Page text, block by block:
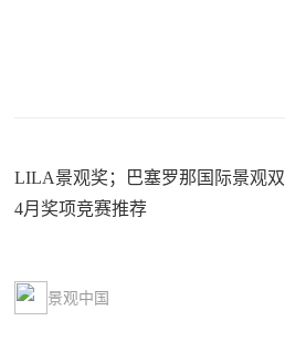
LILA景观奖；巴塞罗那国际景观
4月奖项竞赛推荐
景观中国